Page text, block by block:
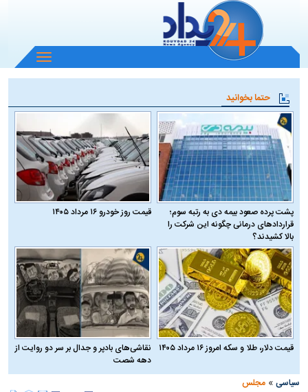
باز
و
منو
حتما بخوانید
پشت پرده صعود بیمه دی به رتبه سوم؛
قراردادهای درمانی چگونه این شرکت را
بالا کشیدند؟
قیمت روز خودرو ۱۶ مرداد ۱۴۰۵
قیمت دلار، طلا و سکه امروز ۱۶ مرداد ۱۴۰۵
نقاشی‌های بادپر و جدال بر سر دو روایت از
دهه شصت
سیاسی »مجلس